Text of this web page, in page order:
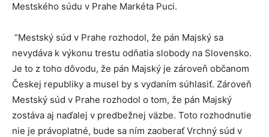
Mestského súdu v Prahe Markéta Puci.
“Mestský súd v Prahe rozhodol, že pán Majský sa
nevydáva k výkonu trestu odňatia slobody na Slovensko.
Je to z toho dôvodu, že pán Majský je zároveň občanom
Českej republiky a musel by s vydaním súhlasiť. Zároveň
Mestský súd v Prahe rozhodol o tom, že pán Majský
zostáva aj naďalej v predbežnej väzbe. Toto rozhodnutie
nie je právoplatné, bude sa ním zaoberať Vrchný súd v